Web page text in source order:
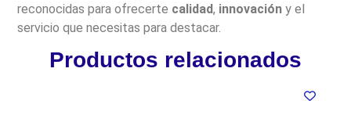
reconocidas para ofrecerte calidad, innovación y el
servicio que necesitas para destacar.
Productos relacionados